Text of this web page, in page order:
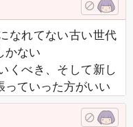
なれてない古い世代
かない
くべき、そして新し
っていった方がいい